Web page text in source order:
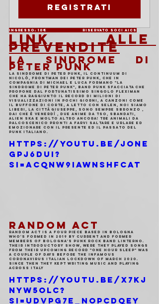
Registrati
Ingresso: 10€                        Riservato soci AICS
LINK ALLE
PREVENDITE
LA SINDROME DI
PETER PUNK
La Sindrome di Peter Punk, il continuum di
Nicolò, frontman dei Peter punk, che in
compagnia di Michael e Luca formano "La
Sindrome di Peter Punk", band punk sfacciata che
propone dal fortunatissimo singolo FLEXIMAN
che ha raggiunto il record di milioni di
visualizzazioni in pochi giorni, a canzoni come
il buffone di corte, a letto con selen, noi siamo
liberi, la città Giuseppe, sono sempre sbronzo ,
dai che è venerdì , due anime da Tso, sbandati,
alien ska e molto altro ancora! Tre animali da
palcoscenico pronti a farvi saltare e urlare ed
emozionare con il presente ed il passato del
punk italiano.
https://youtu.be/JOnE
GPJ6duI?
si=ACQnw9IAwnshFCAt
RANDOM ACT
Random Act is a four piece based in Bologna
who's formed in 2019 by current and former
members of Bologna's Punk Rock Band Linterno.
Their introductory show, were they played songs
from their upcoming record "One Hour Sleep" was
a couple of days before the infamous
CoronaVirus Italian Lockdown of March 2020.
Since then they kept writing music and playing
across Italy
https://youtu.be/X7Kj
NYW5OLc?
si=udvpG7E_nOpCdqEY